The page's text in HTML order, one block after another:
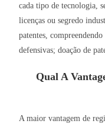
cada tipo de tecnologia,
licenças ou segredo
patentes,
defensivas; doação de
Qual A
A maior vantagem de